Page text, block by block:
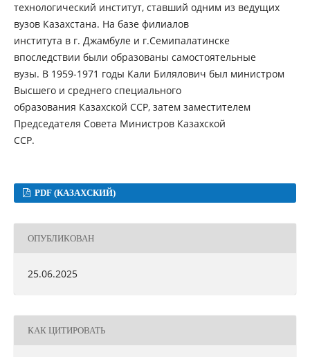
технологический институт, ставший одним из ведущих
вузов Казахстана. На базе филиалов
института в г. Джамбуле и г.Семипалатинске
впоследствии были образованы самостоятельные
вузы. В 1959-1971 годы Кали Билялович был министром
Высшего и среднего специального
образования Казахской ССР, затем заместителем
Председателя Совета Министров Казахской
ССР.
PDF (КАЗАХСКИЙ)
ОПУБЛИКОВАН
25.06.2025
КАК ЦИТИРОВАТЬ